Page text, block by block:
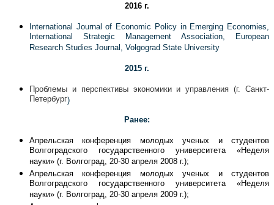
2016 г.
International Journal of Economic Policy in Emerging Economies,
International Strategic Management Association, European
Research Studies Journal, Volgograd State University
2015 г.
Проблемы и перспективы экономики и управления(г. Санкт-
Петербург)
Ранее:
Апрельская конференция молодых ученых и студентов
Волгоградского государственного университета «Неделя
науки» (г. Волгоград, 20-30 апреля 2008 г.);
Апрельская конференция молодых ученых и студентов
Волгоградского государственного университета «Неделя
науки» (г. Волгоград, 20-30 апреля 2009 г.);